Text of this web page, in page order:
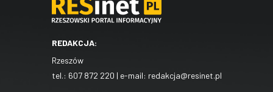
REDAKCJA:
Rzeszów
tel.: 607 872 220 | e-mail: redakcja@resinet.pl